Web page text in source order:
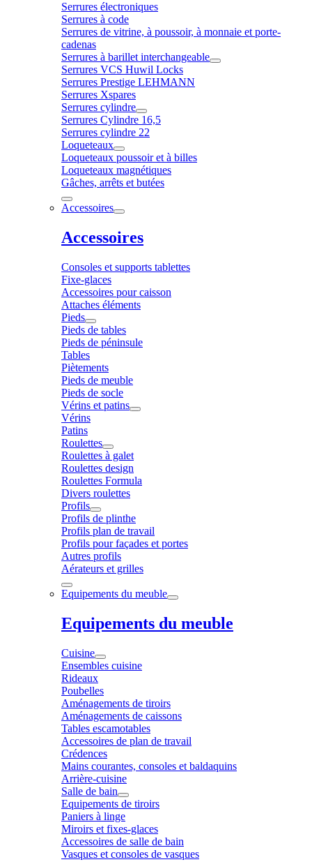
Serrures électroniques
Serrures à code
Serrures de vitrine, à poussoir, à monnaie et porte-
cadenas
Serrures à barillet interchangeable
Serrures VCS Huwil Locks
Serrures Prestige LEHMANN
Serrures Xspares
Serrures cylindre
Serrures Cylindre 16,5
Serrures cylindre 22
Loqueteaux
Loqueteaux poussoir et à billes
Loqueteaux magnétiques
Gâches, arrêts et butées
Accessoires
Accessoires
Consoles et supports tablettes
Fixe-glaces
Accessoires pour caisson
Attaches éléments
Pieds
Pieds de tables
Pieds de péninsule
Tables
Piètements
Pieds de meuble
Pieds de socle
Vérins et patins
Vérins
Patins
Roulettes
Roulettes à galet
Roulettes design
Roulettes Formula
Divers roulettes
Profils
Profils de plinthe
Profils plan de travail
Profils pour façades et portes
Autres profils
Aérateurs et grilles
Equipements du meuble
Equipements du meuble
Cuisine
Ensembles cuisine
Rideaux
Poubelles
Aménagements de tiroirs
Aménagements de caissons
Tables escamotables
Accessoires de plan de travail
Crédences
Mains courantes, consoles et baldaquins
Arrière-cuisine
Salle de bain
Equipements de tiroirs
Paniers à linge
Miroirs et fixes-glaces
Accessoires de salle de bain
Vasques et consoles de vasques